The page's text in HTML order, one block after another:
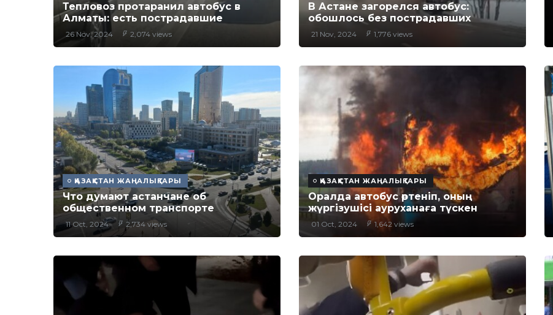
Тепловоз протаранил автобус в
Алматы: есть пострадавшие
26 Nov, 2024 2,074 views
В Астане загорелся автобус:
обошлось без пострадавших
21 Nov, 2024 1,776 views
ҚАЗАҚСТАН ЖАҢАЛЫҚТАРЫ
Что думают астанчане об
общественном транспорте
11 Oct, 2024 2,734 views
ҚАЗАҚСТАН ЖАҢАЛЫҚТАРЫ
Оралда автобус өртеніп, оның
жүргізушісі ауруханаға түскен
01 Oct, 2024 1,642 views